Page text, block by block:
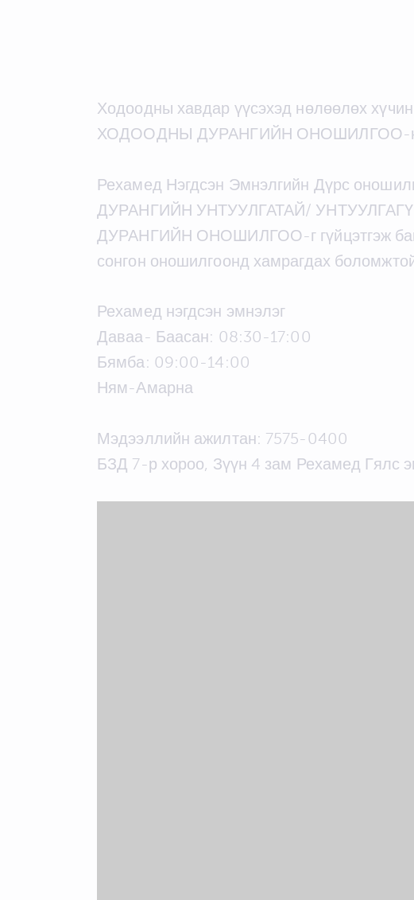
Ходоодны хавдар үүсэхэд нөлөөлөх
ХОДООДНЫ ДУРАНГИЙН ОНОШИЛГОО-нд
Рехамед Нэгдсэн Эмнэлгийн Дүрс
ДУРАНГИЙН УНТУУЛГАТАЙ/
ДУРАНГИЙН ОНОШИЛГОО-г гүйцэтгэж
сонгон оношилгоонд хамрагдах
Рехамед нэгдсэн эмнэлэг
Даваа- Баасан: 08:30-17:00
Бямба: 09:00-14:00
Ням-Амарна
Мэдээллийн ажилтан: 7575-0400
БЗД 7-р хороо, Зүүн 4 зам Рехамед Гялс